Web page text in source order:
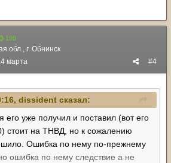
199
обл., г. Обнинск
#4
марта
dissident сказал:
уже получил и поставил (вот его
стоит на ТНВД, но к сожалению
Ошибка по нему по-прежнему
ошибка по нему следствие а не